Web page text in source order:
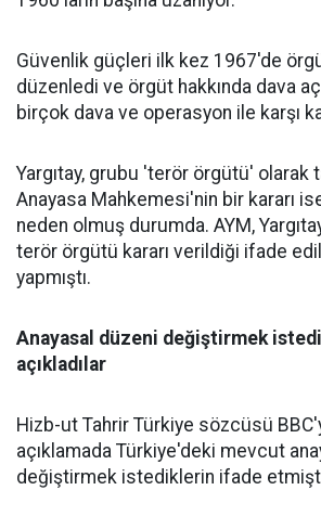
Güvenlik güçleri ilk kez 1967'de
düzenledi ve örgüt hakkında dava
birçok dava ve operasyon ile karşı
Yargıtay, grubu 'terör örgütü' olarak
Anayasa Mahkemesi'nin bir kararı
neden olmuş durumda. AYM,
terör örgütü kararı verildiği ifade
yapmıştı.
Anayasal düzeni değiştirmek
açıkladılar
Hizb-ut Tahrir Türkiye sözcüsü
açıklamada Türkiye'deki mevcut
değiştirmek istediklerin ifade